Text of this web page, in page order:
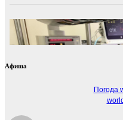
Афиша
Погода